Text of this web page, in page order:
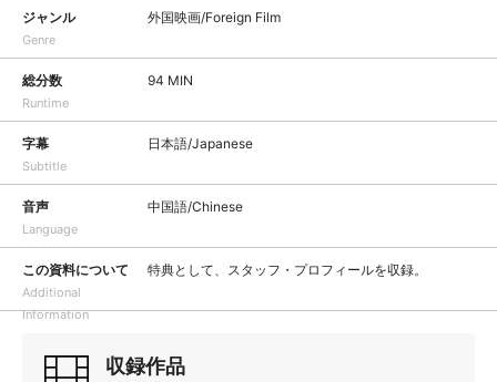
ジャンル
Genre
外国映画/Foreign Film
総分数
Runtime
94 MIN
字幕
Subtitle
日本語/Japanese
音声
Language
中国語/Chinese
この資料について
Additional
Information
特典として、スタッフ・プロフィールを収録。
収録作品